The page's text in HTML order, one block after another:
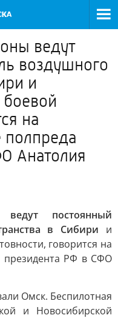
ведут
воздушного
и
на
Анатолия
постоянный
в Сибири и
говорится на
президента РФ в СФО
Омск. Беспилотная
и Новосибирской